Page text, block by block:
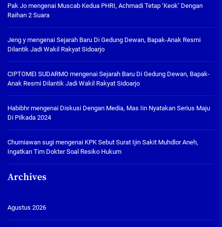
Pak Jo mengenai Muscab Kedua PHRI, Achmadi Tetap ‘Keok’ Dengan
Raihan 2 Suara
Jeng y mengenai Sejarah Baru Di Gedung Dewan, Bapak-Anak Resmi
Dilantik Jadi Wakil Rakyat Sidoarjo
CIPTOMEI SUDARMO mengenai Sejarah Baru Di Gedung Dewan, Bapak-
Anak Resmi Dilantik Jadi Wakil Rakyat Sidoarjo
Habibhrmengenai Diskusi Dengan Media, Mas Iin Nyatakan Serius Maju
Di Pilkada 2024
Churniawan sugi mengenai KPK Sebut Surat Ijin Sakit Muhdlor Aneh,
Ingatkan Tim Dokter Soal Resiko Hukum
Archives
Agustus 2026